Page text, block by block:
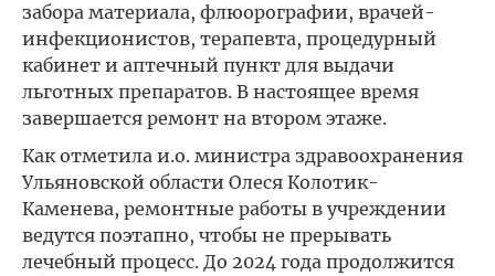
забора материала, флюорографии, врачей-
инфекционистов, терапевта, процедурный
кабинет и аптечный пункт для выдачи
льготных препаратов. В настоящее время
завершается ремонт на втором этаже.
Как отметила и.о. министра здравоохранения
Ульяновской области Олеся Колотик-
Каменева, ремонтные работы в учреждении
ведутся поэтапно, чтобы не прерывать
лечебный процесс. До 2024 года продолжится